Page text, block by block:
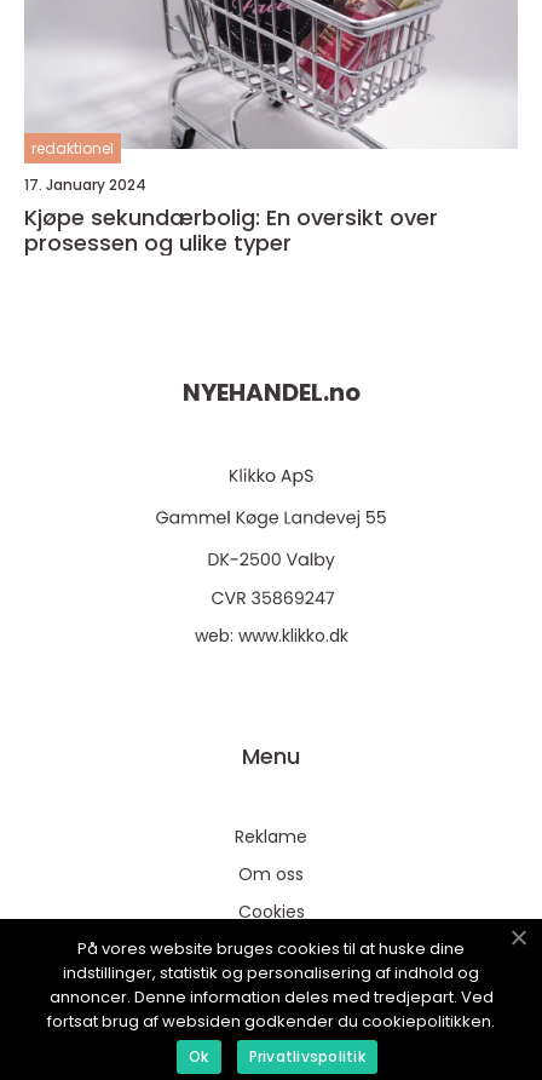
redaktionel
17. January 2024
Kjøpe sekundærbolig: En oversikt over
prosessen og ulike typer
NYEHANDEL.no
web: www.klikko.dk
Menu
Reklame
Om oss
Cookies
Kontakt Oss
Sitemap
På vores website bruges cookies til at huske dine
indstillinger, statistik og personalisering af indhold og
annoncer. Denne information deles med tredjepart. Ved
fortsat brug af websiden godkender du cookiepolitikken.
Ok Privatlivspolitik